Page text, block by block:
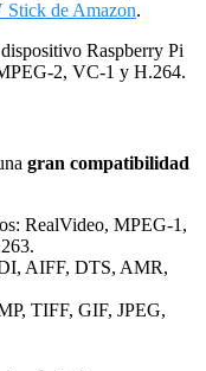
de Amazon.
Raspberry Pi
2, VC-1 y H.264.
gran compatibilidad
RealVideo, MPEG-1,
AIFF, DTS, AMR,
TIFF, GIF, JPEG,